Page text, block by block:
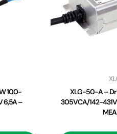
100-
6,5A –
XLG-50-A –
305VCA/142-